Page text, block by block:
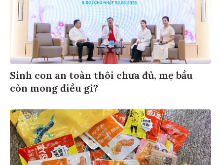
Sinh con an toàn thôi chưa đủ, mẹ bầu
còn mong điều gì?